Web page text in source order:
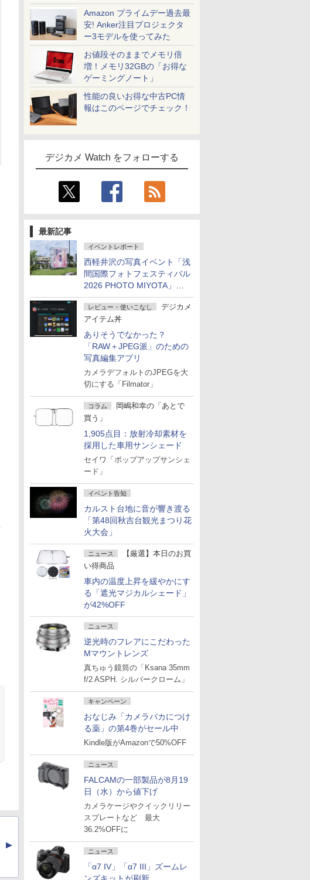
Amazon プライムデー過去最
安! Anker注目プロジェクタ
ー3モデルを使ってみた
お値段そのままでメモリ倍
増！メモリ32GBの「お得な
ゲーミングノート」
性能の良いお得な中古PC情
報はこのページでチェック！
デジカメ Watch をフォローする
最新記事
イベントレポート
西軽井沢の写真イベント「浅
間国際フォトフェスティバル
2026 PHOTO MIYOTA」が
開幕
レビュー・使いこなし
デジカメ
アイテム丼
ありそうでなかった？
「RAW＋JPEG派」のための
写真編集アプリ
カメラデフォルトのJPEGを大
切にする「Filmator」
コラム
岡嶋和幸の「あとで
買う」
1,905点目：放射冷却素材を
採用した車用サンシェード
セイワ「ポップアップサンシェ
ード」
イベント告知
カルスト台地に音が響き渡る
「第48回秋吉台観光まつり花
火大会」
ニュース
【厳選】本日のお買
い得商品
車内の温度上昇を緩やかにす
る「遮光マジカルシェード」
が42%OFF
ニュース
逆光時のフレアにこだわった
Mマウントレンズ
真ちゅう鏡筒の「Ksana 35mm
f/2 ASPH. シルバークローム」
キャンペーン
おなじみ「カメラバカにつけ
る薬」の第4巻がセール中
Kindle版がAmazonで50%OFF
ニュース
FALCAMの一部製品が8月19
日（水）から値下げ
カメラケージやクイックリリー
スプレートなど 最大
36.2%OFFに
ニュース
「α7 IV」「α7 III」ズームレ
▲